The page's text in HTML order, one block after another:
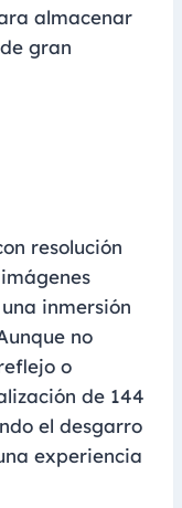
almacenar
gran
resolución
inmersión
no
o
de 144
el desgarro
experiencia